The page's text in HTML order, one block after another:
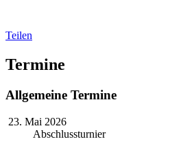
Teilen
Termine
Allgemeine Termine
23. Mai 2026
Abschlussturnier